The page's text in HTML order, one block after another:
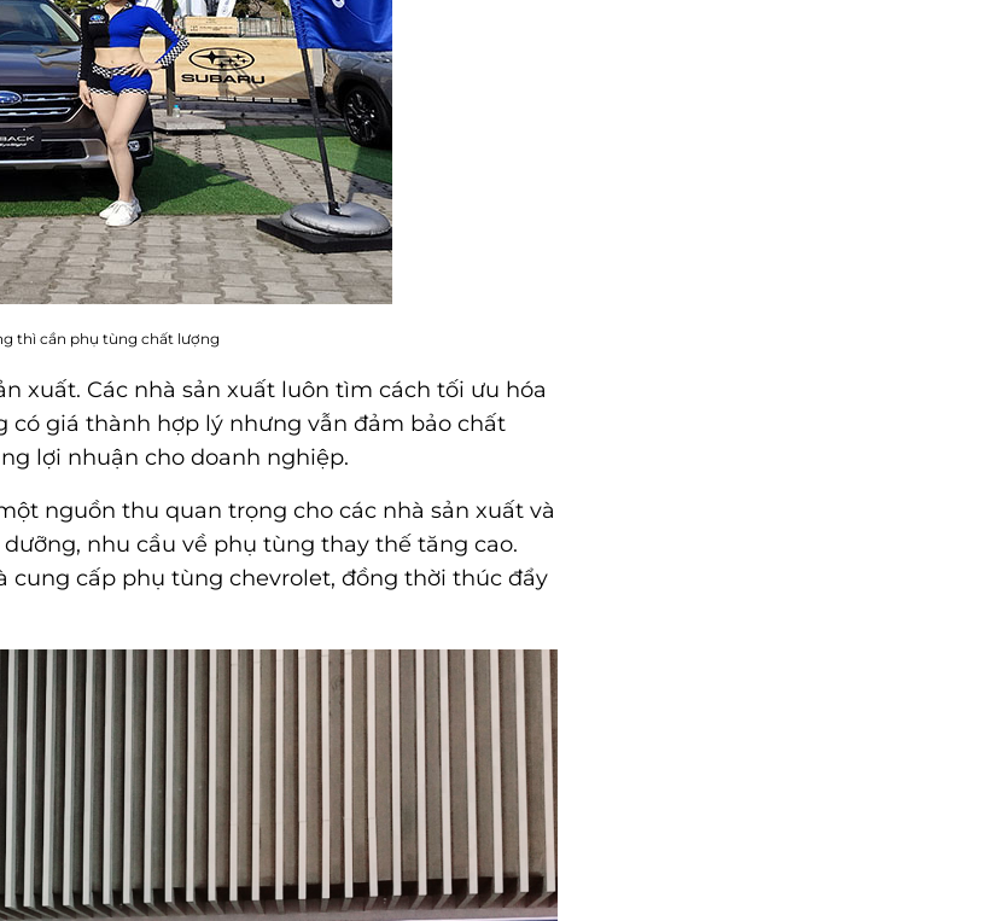
thì cần phụ tùng chất lượng
xuất. Các nhà sản xuất luôn tìm cách tối ưu hóa
giá thành hợp lý nhưng vẫn đảm bảo chất
lợi nhuận cho doanh nghiệp.
nguồn thu quan trọng cho các nhà sản xuất và
nhu cầu về phụ tùng thay thế tăng cao.
cung cấp phụ tùng chevrolet, đồng thời thúc đẩy